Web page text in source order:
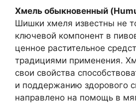
Хмель обыкновенный
Шишки хмеля известны не
ключевой компонент в
ценное растительное
традициями применения.
свои свойства
и поддержанию здорового
направлено на помощь в